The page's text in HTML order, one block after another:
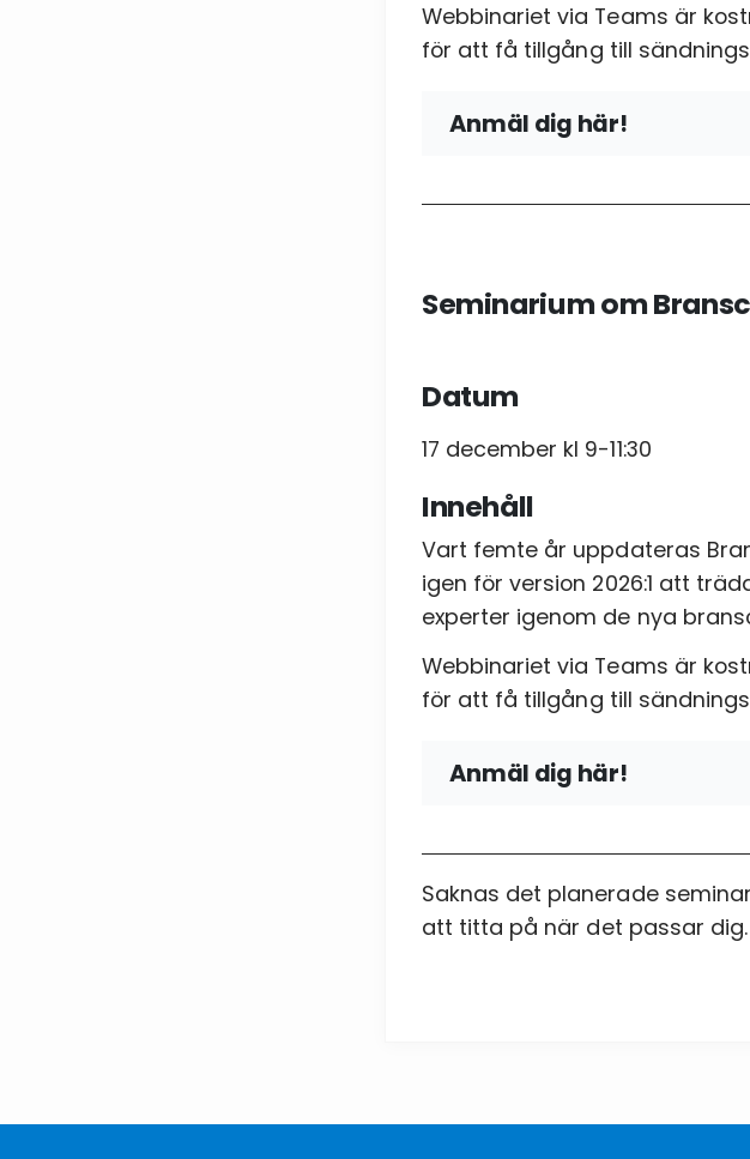
Webbinariet via Teams är
för att få tillgång till
Anmäl dig här!
Telefon
Jag godkänner
Seminarium om
Datum
17 december kl 9-11:30
Innehåll
Vart femte år uppdateras
igen för version 2026:1 att
experter igenom de nya
Webbinariet via Teams är
för att få tillgång till
Anmäl dig här!
Telefon
Samtycke
Saknas det planerade
att titta på när det passar dig.